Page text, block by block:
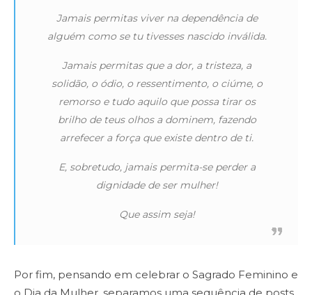
Jamais permitas viver na dependência de
alguém como se tu tivesses nascido inválida.
Jamais permitas que a dor, a tristeza, a
solidão, o ódio, o ressentimento, o ciúme, o
remorso e tudo aquilo que possa tirar os
brilho de teus olhos a dominem, fazendo
arrefecer a força que existe dentro de ti.
E, sobretudo, jamais permita-se perder a
dignidade de ser mulher!
Que assim seja!
Por fim, pensando em celebrar o Sagrado Feminino e